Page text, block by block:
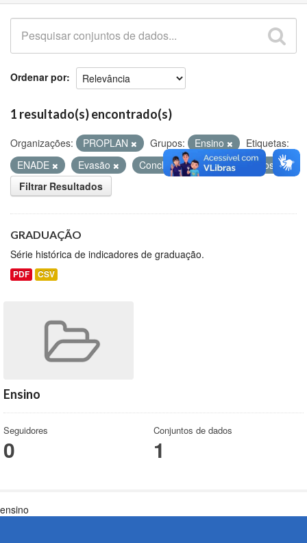
Ordenar por
1 resultado(s) encontrado(s)
Organizações: PROPLAN Grupos: Ensino
Etiquetas:
ENADE
Evasão Concluintes
Matriculados
Filtrar Resultados
GRADUAÇÃO
Série histórica de indicadores de graduação.
PDF CSV
Ensino
Seguidores
0
Conjuntos de dados
1
ensino